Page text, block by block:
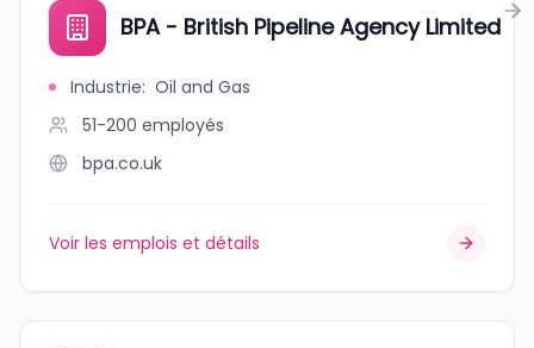
BPA - British Pipeline Agency Limited
Industrie: Oil and Gas
51-200 employés
bpa.co.uk
Voir les emplois et détails